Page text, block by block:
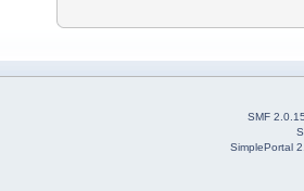
SMF
SimplePortal